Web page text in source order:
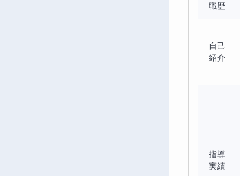
職歴
自己
紹介
指導
実績